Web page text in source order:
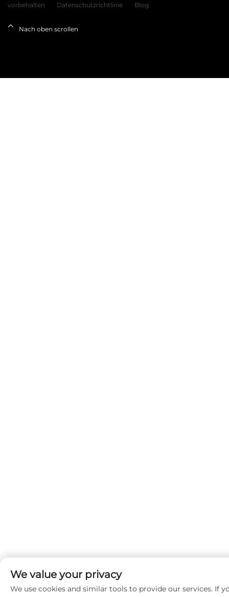
vorbehalten
Datenschutzrichtlinie Blog
Nach oben scrollen
We value your privacy
We use cookies and similar tools to provide our services. If